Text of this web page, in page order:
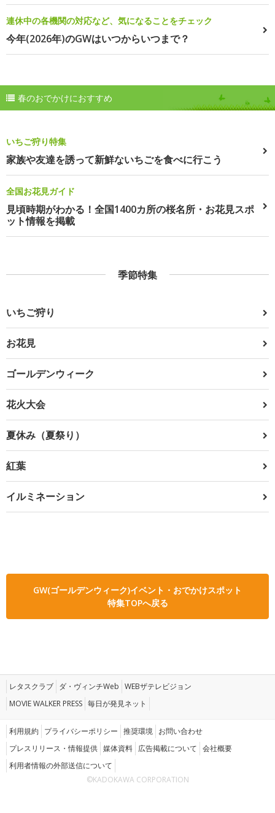
連休中の各機関の対応など、気になることをチェック
今年(2026年)のGWはいつからいつまで？
春のおでかけにおすすめ
いちご狩り特集
家族や友達を誘って新鮮ないちごを食べに行こう
全国お花見ガイド
見頃時期がわかる！全国1400カ所の桜名所・お花見スポ
ット情報を掲載
季節特集
いちご狩り
お花見
ゴールデンウィーク
花火大会
夏休み（夏祭り）
紅葉
イルミネーション
GW(ゴールデンウィーク)イベント・おでかけスポット
特集TOPへ戻る
レタスクラブ ダ・ヴィンチWeb WEBザテレビジョン
MOVIE WALKER PRESS 毎日が発見ネット
利用規約 プライバシーポリシー 推奨環境 お問い合わせ
プレスリリース・情報提供 媒体資料 広告掲載について 会社概要
利用者情報の外部送信について
©KADOKAWA CORPORATION